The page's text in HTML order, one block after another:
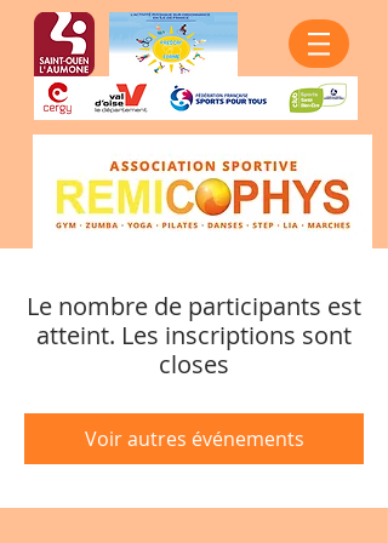
Le nombre de participants est
atteint. Les inscriptions sont
closes
Voir autres événements